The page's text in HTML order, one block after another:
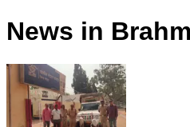
News in